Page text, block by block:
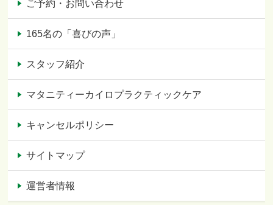
ご予約・お問い合わせ
165名の「喜びの声」
スタッフ紹介
マタニティーカイロプラクティックケア
キャンセルポリシー
サイトマップ
運営者情報